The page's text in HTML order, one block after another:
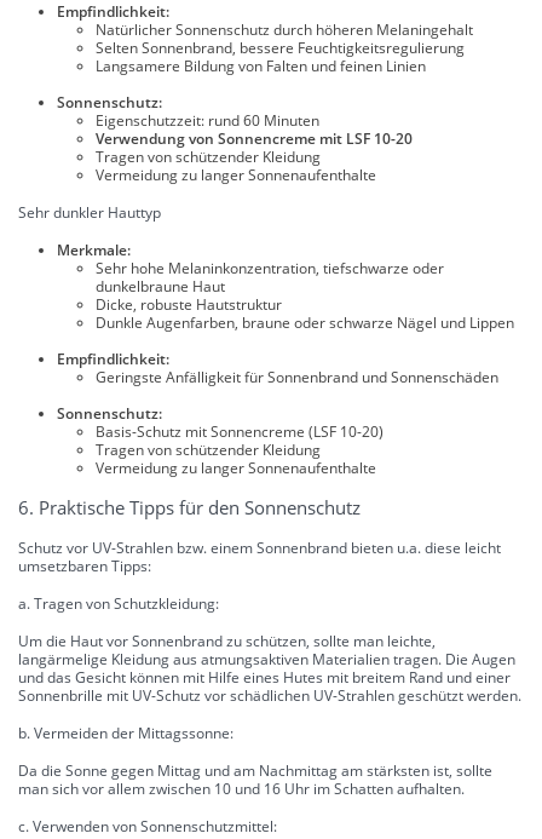
Empfindlichkeit:
Natürlicher Sonnenschutz durch höheren Melaningehalt
Selten Sonnenbrand, bessere Feuchtigkeitsregulierung
Langsamere Bildung von Falten und feinen Linien
Sonnenschutz:
Eigenschutzzeit: rund 60 Minuten
Verwendung von Sonnencreme mit LSF 10-20
Tragen von schützender Kleidung
Vermeidung zu langer Sonnenaufenthalte
Sehr dunkler Hauttyp
Merkmale:
Sehr hohe Melaninkonzentration, tiefschwarze oder
dunkelbraune Haut
Dicke, robuste Hautstruktur
Dunkle Augenfarben, braune oder schwarze Nägel und Lippen
Empfindlichkeit:
Geringste Anfälligkeit für Sonnenbrand und Sonnenschäden
Sonnenschutz:
Basis-Schutz mit Sonnencreme (LSF 10-20)
Tragen von schützender Kleidung
Vermeidung zu langer Sonnenaufenthalte
6. Praktische Tipps für den Sonnenschutz
Schutz vor UV-Strahlen bzw. einem Sonnenbrand bieten u.a. diese leicht
umsetzbaren Tipps:
a. Tragen von Schutzkleidung:
Um die Haut vor Sonnenbrand zu schützen, sollte man leichte,
langärmelige Kleidung aus atmungsaktiven Materialien tragen. Die Augen
und das Gesicht können mit Hilfe eines Hutes mit breitem Rand und einer
Sonnenbrille mit UV-Schutz vor schädlichen UV-Strahlen geschützt werden.
b. Vermeiden der Mittagssonne:
Da die Sonne gegen Mittag und am Nachmittag am stärksten ist, sollte
man sich vor allem zwischen 10 und 16 Uhr im Schatten aufhalten.
c. Verwenden von Sonnenschutzmittel: